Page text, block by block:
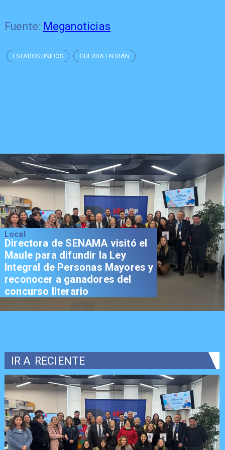
Fuente: Meganoticias
ESTADOS UNIDOS GUERRA EN IRÁN
Local
Directora de SENAMA visitó el
Maule para difundir la Ley
Integral de Personas Mayores y
reconocer a ganadores del
concurso literario
IR A RECIENTE